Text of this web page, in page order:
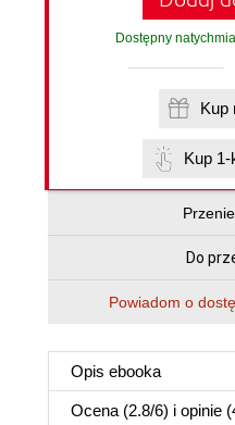
Dostępny
Kup
Do
Powiadom o
Opis ebooka
Ocena (2.8/6) i opinie